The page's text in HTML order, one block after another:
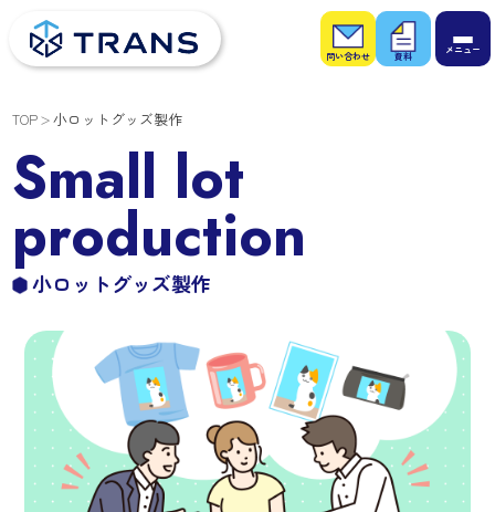
お問
い合
わせ
お役
立ち
資料
TOP 小ロットグッズ製作
Small lot
production
小ロットグッズ製作